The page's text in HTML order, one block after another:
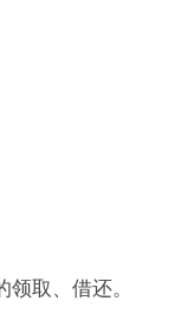
取、借还。